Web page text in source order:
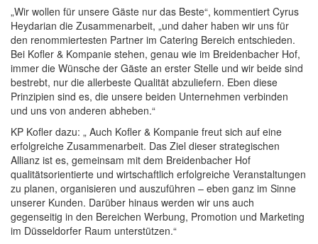
„Wir wollen für unsere Gäste nur das Beste“, kommentiert Cyrus
Heydarian die Zusammenarbeit, „und daher haben wir uns für
den renommiertesten Partner im Catering Bereich entschieden.
Bei Kofler & Kompanie stehen, genau wie im Breidenbacher Hof,
immer die Wünsche der Gäste an erster Stelle und wir beide sind
bestrebt, nur die allerbeste Qualität abzuliefern. Eben diese
Prinzipien sind es, die unsere beiden Unternehmen verbinden
und uns von anderen abheben.“
KP Kofler dazu: „ Auch Kofler & Kompanie freut sich auf eine
erfolgreiche Zusammenarbeit. Das Ziel dieser strategischen
Allianz ist es, gemeinsam mit dem Breidenbacher Hof
qualitätsorientierte und wirtschaftlich erfolgreiche Veranstaltungen
zu planen, organisieren und auszuführen – eben ganz im Sinne
unserer Kunden. Darüber hinaus werden wir uns auch
gegenseitig in den Bereichen Werbung, Promotion und Marketing
im Düsseldorfer Raum unterstützen.“